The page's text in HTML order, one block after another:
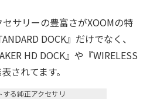
サリーの豊富さがXOOMの特
DOCK』だけでなく、
HD DOCK』や『WIRELESS
されてます。
する純正アクセサリ